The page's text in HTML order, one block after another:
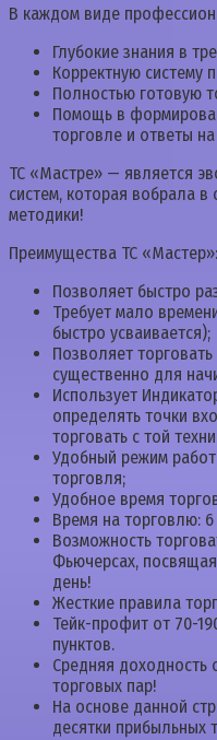
В каждом виде
Глубокие знания в
Корректную систему
Полностью готовую
Помощь в
торговле и ответы
ТС «Мастре» — является
систем, которая вобрала
методики!
Преимущества ТС «Мастер»:
Позволяет быстро
Требует мало
быстро усваивается);
Позволяет
существенно для
Использует
определять точки
торговать с той
Удобный режим
торговля;
Удобное время
Время на торговлю:
Возможность
Фьючерсах,
день!
Жесткие правила
Тейк-профит от 70-
пунктов.
Средняя доходность
торговых пар!
На основе данной
десятки прибыльных